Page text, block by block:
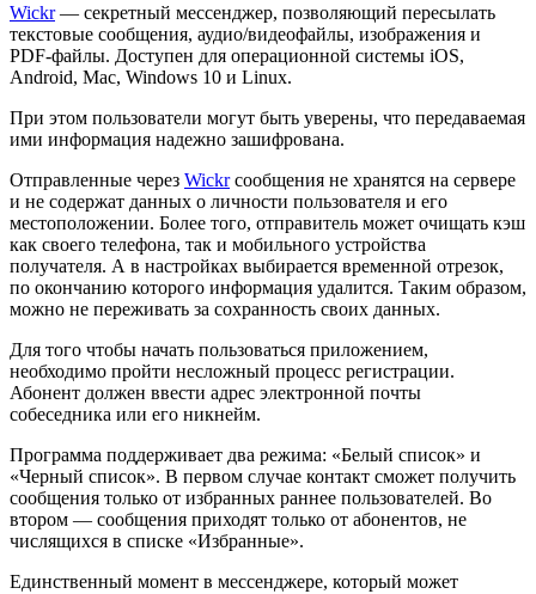
Wickr— секретный мессенджер, позволяющий пересылать
текстовые сообщения, аудио/видеофайлы, изображения и
PDF-файлы. Доступен для операционной системы iOS,
Android, Mac, Windows 10 и Linux.
При этом пользователи могут быть уверены, что передаваемая
ими информация надежно зашифрована.
Отправленные через Wickrсообщения не хранятся на сервере
и не содержат данных о личности пользователя и его
местоположении. Более того, отправитель может очищать кэш
как своего телефона, так и мобильного устройства
получателя. А в настройках выбирается временной отрезок,
по окончанию которого информация удалится. Таким образом,
можно не переживать за сохранность своих данных.
Для того чтобы начать пользоваться приложением,
необходимо пройти несложный процесс регистрации.
Абонент должен ввести адрес электронной почты
собеседника или его никнейм.
Программа поддерживает два режима: «Белый список» и
«Черный список». В первом случае контакт сможет получить
сообщения только от избранных раннее пользователей. Во
втором — сообщения приходят только от абонентов, не
числящихся в списке «Избранные».
Единственный момент в мессенджере, который может